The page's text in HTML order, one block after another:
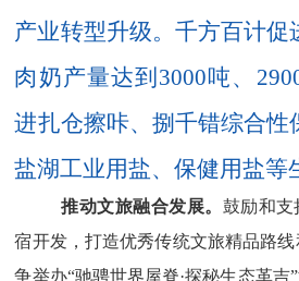
产业转型升级。 千方百计促
肉奶产量达到 3000吨、
进扎仓擦咔、捌千错综合性
盐湖工业用盐、保健用盐等
推动文旅融合发展。 鼓励和支
宿开发，打造优秀传统文旅精品路线
争举办“驰骋世界屋脊·探秘生态革吉”